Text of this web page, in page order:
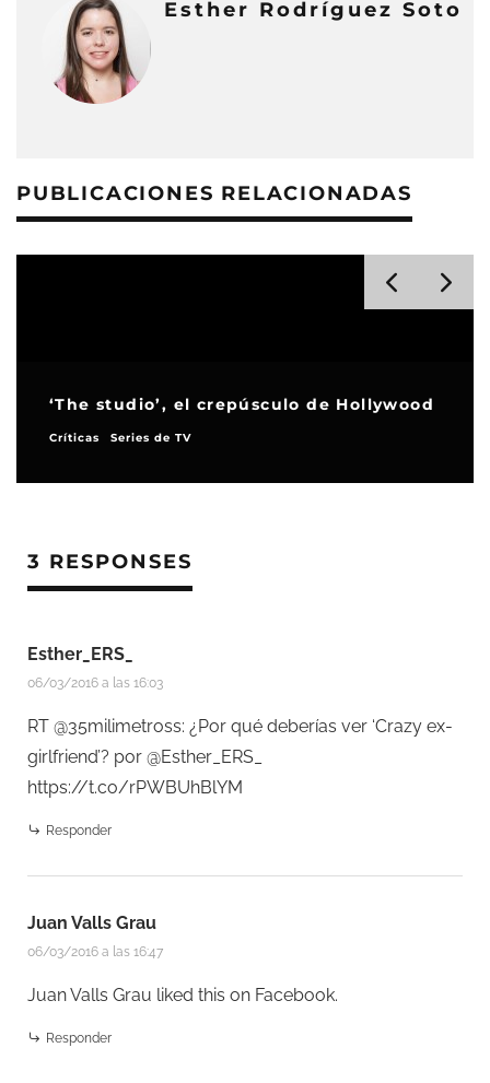
Esther Rodríguez Soto
PUBLICACIONES RELACIONADAS
‘The studio’, el crepúsculo de Hollywood
Críticas Series de TV
3 RESPONSES
Esther_ERS_
06/03/2016 a las 16:03
RT @35milimetross: ¿Por qué deberías ver ‘Crazy ex-
girlfriend’? por @Esther_ERS_
https://t.co/rPWBUhBlYM
Responder
Juan Valls Grau
06/03/2016 a las 16:47
Juan Valls Grau liked this on Facebook.
Responder